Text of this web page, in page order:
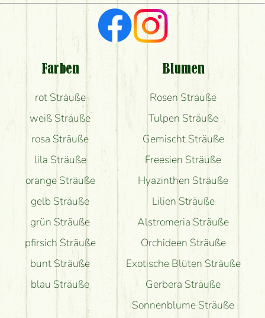
Ich suche rote Rosen, hast du welche?
Welche Rückmeldungen bekomme ich zum
Blumenversand?
Bekomme ich wirklich, was auf dem Bild zu sehen
Farben
rot Sträuße
weiß Sträuße
rosa Sträuße
lila Sträuße
orange Sträuße
gelb Sträuße
grün Sträuße
pfirsich Sträuße
bunt Sträuße
blau Sträuße
Blumen
Rosen Sträuße
Tulpen Sträuße
Gemischt Sträuße
Freesien Sträuße
Hyazinthen Sträuße
Lilien Sträuße
Alstromeria Sträuße
Orchideen Sträuße
Exotische Blüten Sträuße
Gerbera Sträuße
Sonnenblume Sträuße